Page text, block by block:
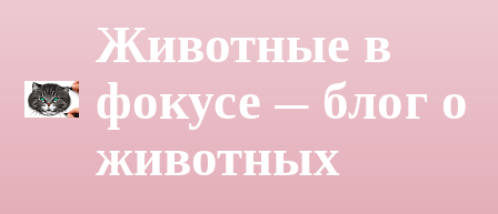
Животные в
фокусе — блог о
животных